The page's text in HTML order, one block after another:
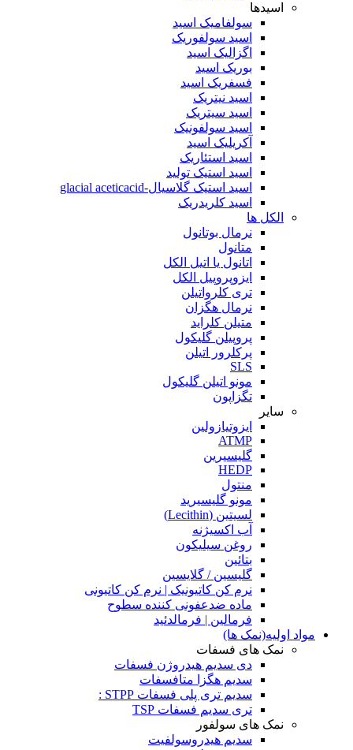
اسیدها
سولفامیک اسید
اسید سولفوریک
اگزالیک اسید
بوریک اسید
فسفریک اسید
اسید نیتریک
اسید سیتریک
اسید سولفونیک
آکریلیک اسید
اسید استئاریک
اسید استیک تولید
اسید استیک گلاسیال-glacial aceticacid
اسید کلریدریک
الکل ها
نرمال بوتانول
متانول
اتانول یا اتیل الکل
ایزوپروپیل الکل
تری کلرواتیلن
نرمال هگزان
متیلن کلراید
پروپیلن گلیکول
پرکلرور اتیلن
SLS
مونو اتیلن گلیکول
تگزاپون
سایر
ایزوتیازولین
ATMP
گلیسیرین
HEDP
منتول
مونو گلیسیرید
لسیتین (Lecithin)
آب اکسیژنه
روغن سیلیکون
بتائین
گلیسین / گلایسین
نرم کن کاتیونیک | نرم کن کاتیونی
ماده ضدعفونی کننده سطوح
فرمالین | فرمالدئید
مواد اولیه(نمک ها)
نمک های فسفات
دی سدیم هیدروژن فسفات
سدیم هگزا متافسفات
سدیم تری پلی فسفات STPP :
تری سدیم فسفات TSP
نمک های سولفور
سدیم هیدروسولفیت